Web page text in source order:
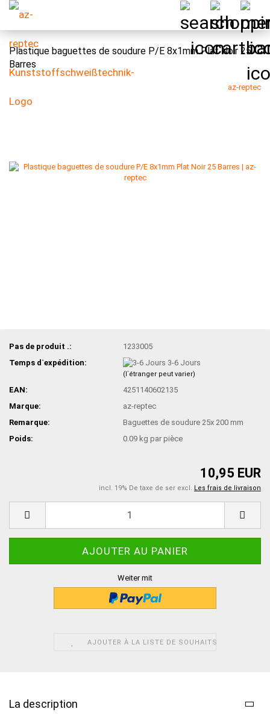
Plastique baguettes de soudure P/E 8x1mm Plat Noir 25
Barres
az-reptec
Pas de produit .:
1233005
Temps d`expédition:
3-6 Jours
(l`étranger peut varier)
EAN:
4251140602135
Marque:
az-reptec
Remarque:
Baguettes de soudure 25x 200 mm
Poids:
0.09 kg par pièce
10,95 EUR
incl. 19% De taxe de ser excl. Les frais de livraison
Weiter mit
AJOUTER À LA LISTE DE SOUHAITS
La description